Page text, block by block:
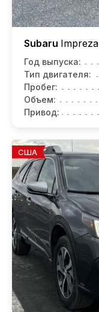
Subaru Impreza
Год выпуска:
Тип двигателя:
Пробег:
Объем:
Привод:
США